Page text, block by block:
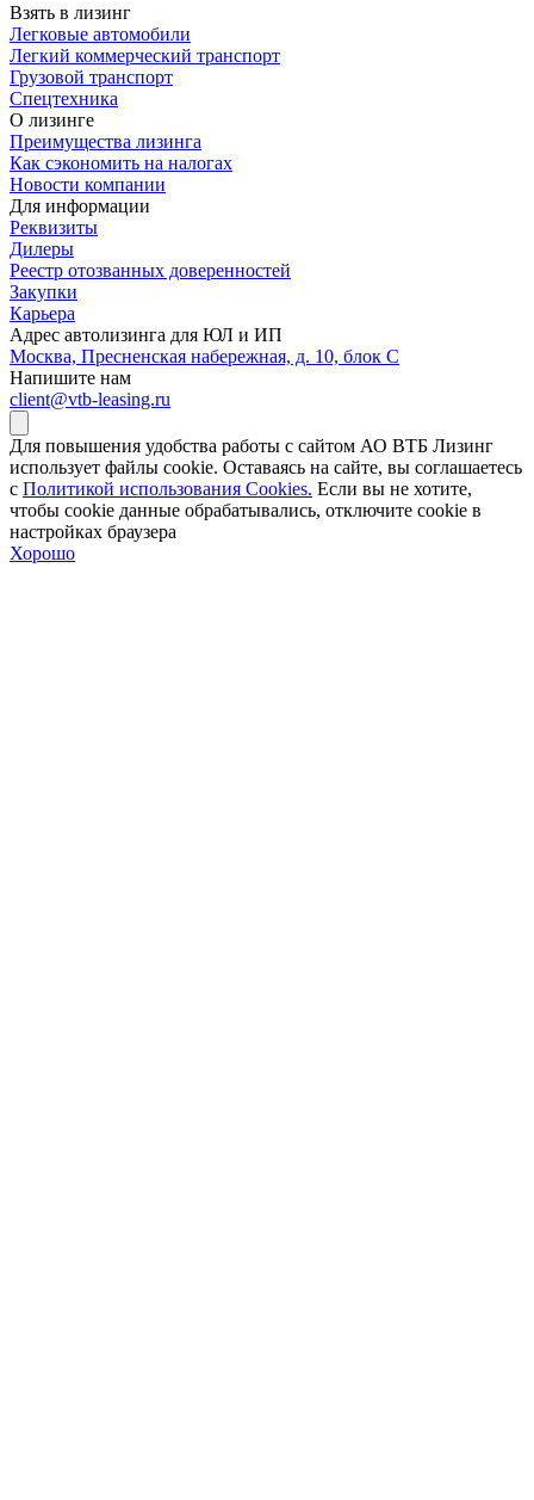
Взять в лизинг
Легковые автомобили
Легкий коммерческий транспорт
Грузовой транспорт
Спецтехника
О лизинге
Преимущества лизинга
Как сэкономить на налогах
Новости компании
Для информации
Реквизиты
Дилеры
Реестр отозванных доверенностей
Закупки
Карьера
Адрес автолизинга для ЮЛ и ИП
Москва, Пресненская набережная, д. 10, блок С
Напишите нам
client@vtb-leasing.ru
Для повышения удобства работы с сайтом АО ВТБ Лизинг
использует файлы cookie. Оставаясь на сайте, вы соглашаетесь
с Политикой использования Cookies. Если вы не хотите,
чтобы сookie данные обрабатывались, отключите cookie в
настройках браузера
Хорошо